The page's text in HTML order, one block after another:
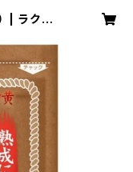
| ラクア